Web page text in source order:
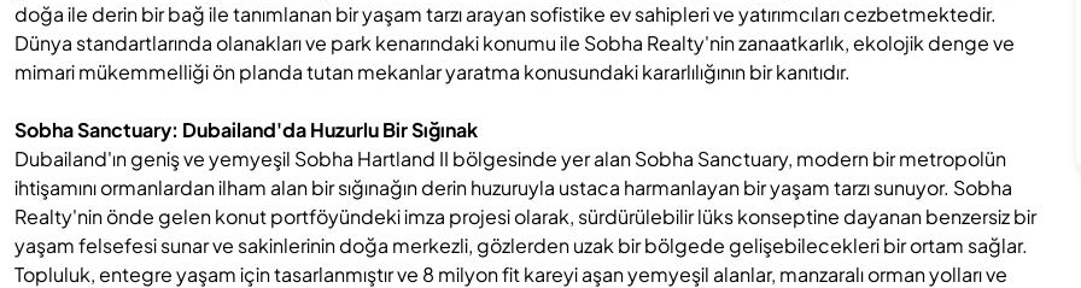
doğa ile derin bir bağ ile tanımlanan bir yaşam tarzı arayan sofistike ev sahipleri ve yatırımcıları cezbetmektedir.
Dünya standartlarında olanakları ve park kenarındaki konumu ile Sobha Realty'nin zanaatkarlık, ekolojik denge ve
mimari mükemmelliği ön planda tutan mekanlar yaratma konusundaki kararlılığının bir kanıtıdır.
Sobha Sanctuary: Dubailand'da Huzurlu Bir Sığınak
Dubailand'ın geniş ve yemyeşil Sobha Hartland II bölgesinde yer alan Sobha Sanctuary, modern bir metropolün
ihtişamını ormanlardan ilham alan bir sığınağın derin huzuruyla ustaca harmanlayan bir yaşam tarzı sunuyor. Sobha
Realty'nin önde gelen konut portföyündeki imza projesi olarak, sürdürülebilir lüks konseptine dayanan benzersiz bir
yaşam felsefesi sunar ve sakinlerinin doğa merkezli, gözlerden uzak bir bölgede gelişebilecekleri bir ortam sağlar.
Topluluk, entegre yaşam için tasarlanmıştır ve 8 milyon fit kareyi aşan yemyeşil alanlar, manzaralı orman yolları ve